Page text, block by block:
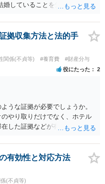
婚していることを知って行為に
料は高額にならないように思
談してみてください。
拠収集方法と法的手
関係(不貞等) #養育費 #財産分与
役にたった 2
うな証拠が必要でしょうか。
やり取りだけでなく、ホテル
した証拠などが有効です。 不
ると思われます。 ただし、不
を許したとの評価につながる
以上、ご参考まで。
有効性と対応方法
(不貞等)